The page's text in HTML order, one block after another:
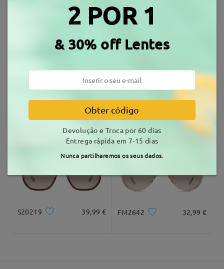
Ler todos os
Comentários
Escrever um Comentário
tempo de envio
7-15 dias úteis
detalhes
Armações Similares
28,99 € S75110
S20219 39,99 € FM2642 32,99 €
2 POR 1
& 30% off Lentes
Obter código
Devolução e Troca por 60 dias
Entrega rápida em 7-15 dias
Nunca partilharemos os seus dados.